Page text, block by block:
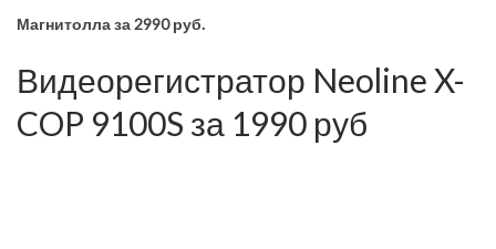
Магнитоллаза 2990 руб.
Видеорегистратор Neoline X-
COP 9100S за 1990 руб